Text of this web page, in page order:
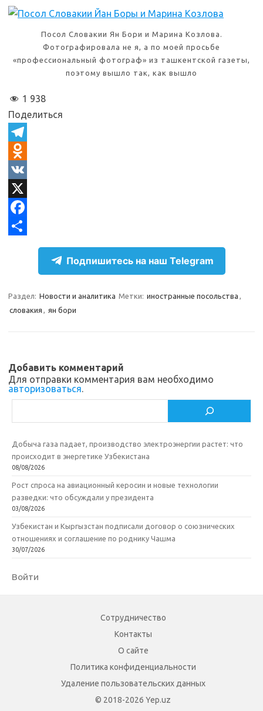
Посол Словакии Ян Бори и Марина Козлова.
Фотографировала не я, а по моей просьбе
«профессиональный фотограф» из ташкентской газеты,
поэтому вышло так, как вышло
1 938
Поделиться
T
e
e
g
O
d
n
o
s
k
i
V
KX
F
bр
т
ь
Подпишитесь на наш Telegram
Раздел: Новости и аналитика Метки: иностранные посольства ,
словакия , ян бори
Добавить комментарий
Для отправки комментария вам необходимо
авторизоваться.
Добыча газа падает, производство электроэнергии растет: что
происходит в энергетике Узбекистана
08/08/2026
Рост спроса на авиационный керосин и новые технологии
разведки: что обсуждали у президента
03/08/2026
Узбекистан и Кыргызстан подписали договор о союзнических
отношениях и соглашение по роднику Чашма
30/07/2026
Войти
Сотрудничество
Контакты
О сайте
Политика конфиденциальности
Удаление пользовательских данных
© 2018-2026 Yep.uz